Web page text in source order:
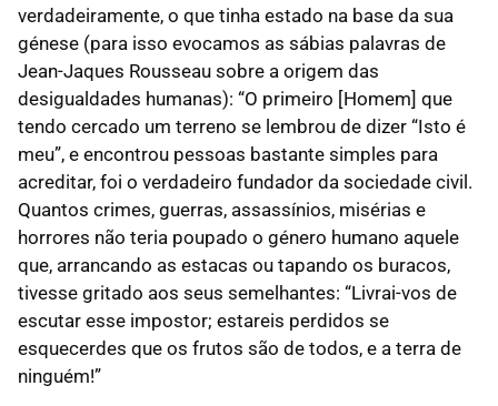
verdadeiramente, o que tinha estado na base da sua
génese (para isso evocamos as sábias palavras de
Jean-Jaques Rousseau sobre a origem das
desigualdades humanas): “O primeiro [Homem] que
tendo cercado um terreno se lembrou de dizer “Isto é
meu”, e encontrou pessoas bastante simples para
acreditar, foi o verdadeiro fundador da sociedade civil.
Quantos crimes, guerras, assassínios, misérias e
horrores não teria poupado o género humano aquele
que, arrancando as estacas ou tapando os buracos,
tivesse gritado aos seus semelhantes: “Livrai-vos de
escutar esse impostor; estareis perdidos se
esquecerdes que os frutos são de todos, e a terra de
ninguém!”